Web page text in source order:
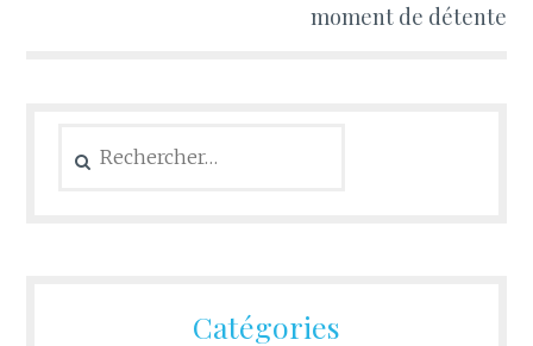
moment de détente
Catégories